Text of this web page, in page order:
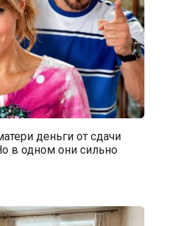
деньги от сдачи
в одном они сильно